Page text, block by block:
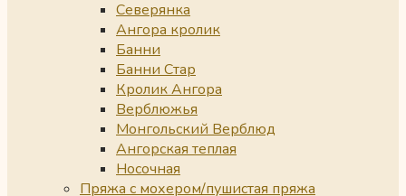
Северянка
Ангора кролик
Банни
Банни Стар
Кролик Ангора
Верблюжья
Монгольский Верблюд
Ангорская теплая
Носочная
Пряжа с мохером/пушистая пряжа